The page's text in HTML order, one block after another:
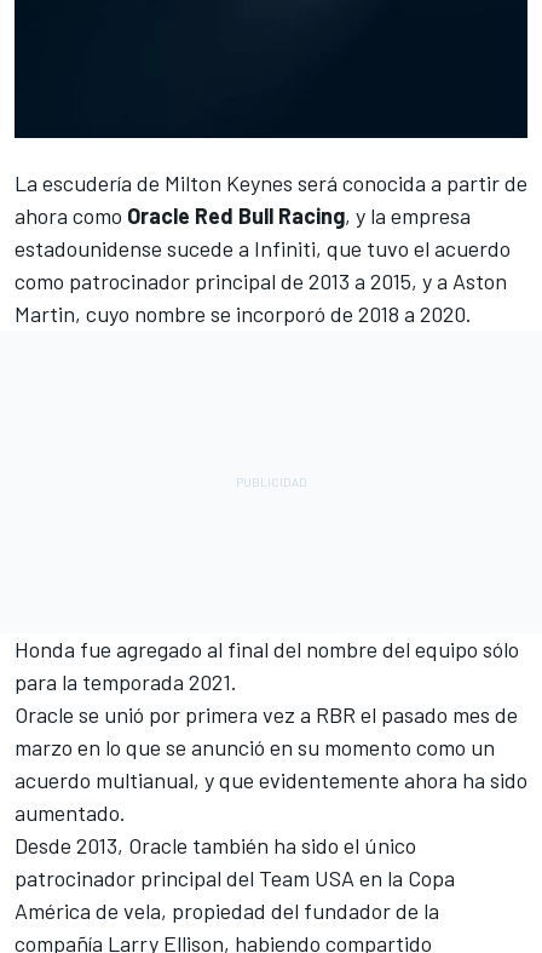
La escudería de Milton Keynes será conocida a partir de
ahora como Oracle Red Bull Racing, y la empresa
estadounidense sucede a Infiniti, que tuvo el acuerdo
como patrocinador principal de 2013 a 2015, y a Aston
Martin, cuyo nombre se incorporó de 2018 a 2020.
Honda fue agregado al final del nombre del equipo sólo
para la temporada 2021.
Oracle se unió por primera vez a RBR el pasado mes de
marzo en lo que se anunció en su momento como un
acuerdo multianual, y que evidentemente ahora ha sido
aumentado.
Desde 2013, Oracle también ha sido el único
patrocinador principal del Team USA en la Copa
América de vela, propiedad del fundador de la
compañía Larry Ellison, habiendo compartido